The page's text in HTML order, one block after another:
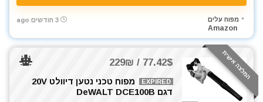
מפוח עלים
Amazon
3 חודשים ago
המלצה אישית 77.42$ / 229₪
EXPIRED
מפוח טכני נטען דיוולט 20V
דגם DeWALT DCE100B